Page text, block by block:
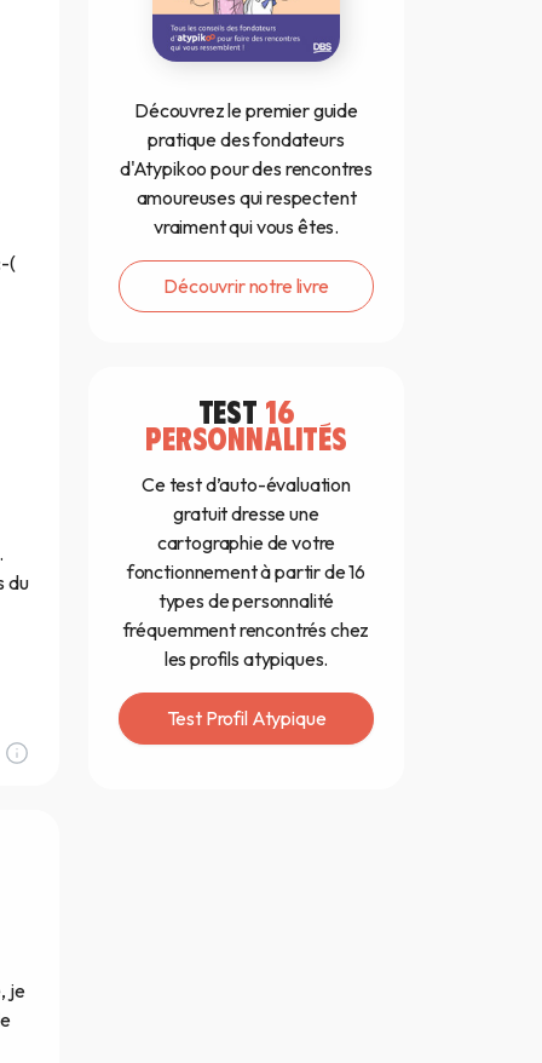
(
du
je
Découvrez le premier guide
pratique des fondateurs
d'Atypikoo pour des rencontres
amoureuses qui respectent
vraiment qui vous êtes.
Découvrir notre livre
TEST 16
PERSONNALITÉS
Ce test d’auto-évaluation
gratuit dresse une
cartographie de votre
fonctionnement à partir de 16
types de personnalité
fréquemment rencontrés chez
les profils atypiques.
Test Profil Atypique